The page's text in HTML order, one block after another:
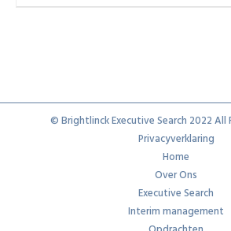
© Brightlinck Executive Search 2022 All
Privacyverklaring
Home
Over Ons
Executive Search
Interim management